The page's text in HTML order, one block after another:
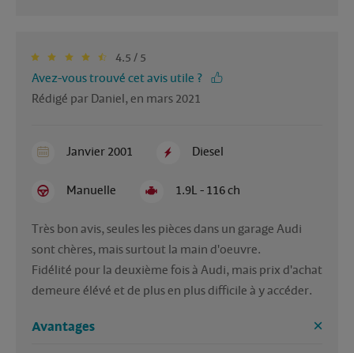
4.5 / 5
Avez-vous trouvé cet avis utile ?
Rédigé par Daniel, en mars 2021
Janvier 2001 Diesel
Manuelle 1.9L - 116 ch
Très bon avis, seules les pièces dans un garage Audi
sont chères, mais surtout la main d'oeuvre.
Fidélité pour la deuxième fois à Audi, mais prix d'achat
demeure élévé et de plus en plus difficile à y accéder.
Avantages